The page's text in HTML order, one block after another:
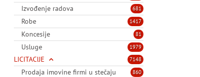
681
Izvođenje radova
1417
Robe
81
Koncesije
1979
Usluge
7148
LICITACIJE
860
Prodaja imovine firmi u stečaju